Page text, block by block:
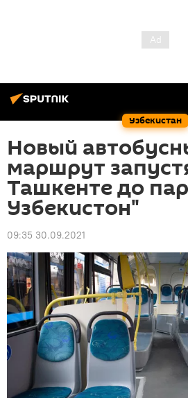
Узбекистан
Новый
маршрут
Ташкенте до
Узбекистон"
09:35 30.09.2021